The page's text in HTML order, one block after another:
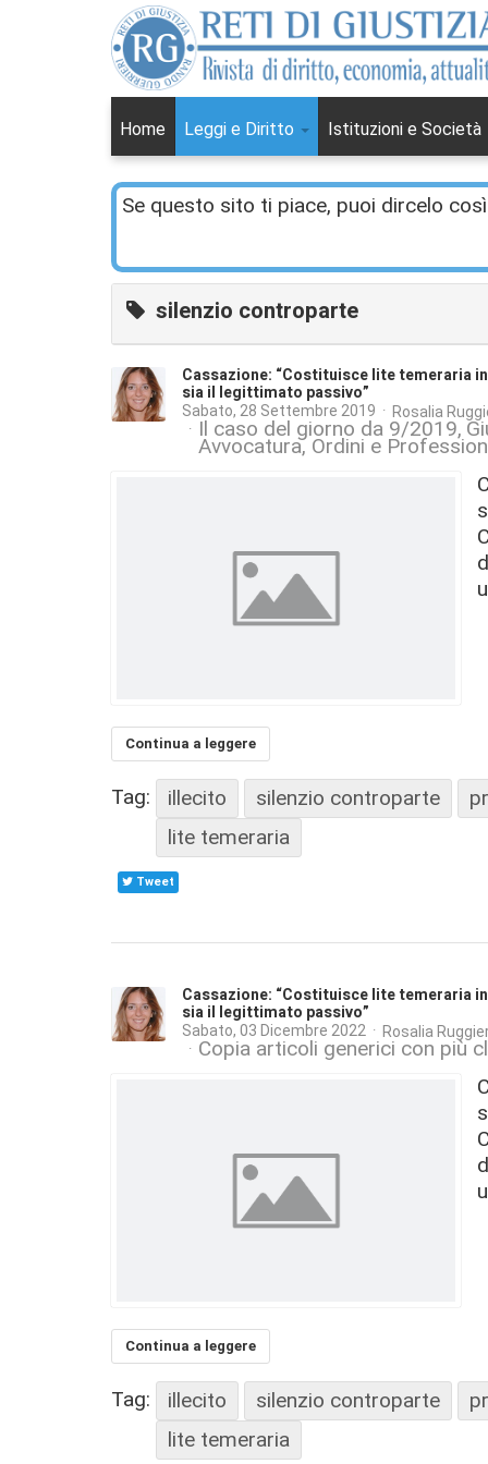
Home Leggi e Diritto Istituzioni e Società
Se questo sito ti piace, puoi dircelo così
silenzio controparte
Cassazione: “Costituisce lite temeraria
sia il legittimato passivo”
Sabato, 28 Settembre 2019 Rosalia
Il caso del giorno da 9/2019
Avvocatura, Ordini e
Continua a leggere
Tag: illecito silenzio controparte
lite temeraria
Tweet
Cassazione: “Costituisce lite temeraria
sia il legittimato passivo”
Sabato, 03 Dicembre 2022 Rosalia
Copia articoli generici con più
Continua a leggere
Tag: illecito silenzio controparte
lite temeraria